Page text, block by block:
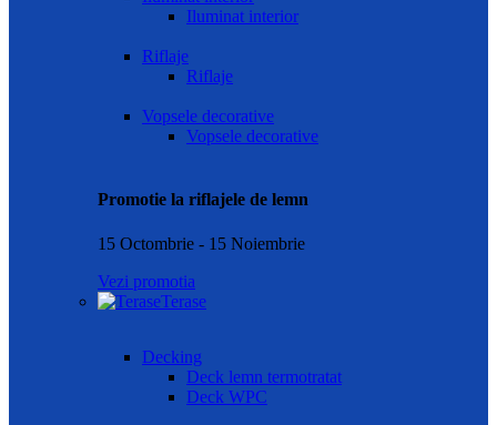
Iluminat interior
Riflaje
Riflaje
Vopsele decorative
Vopsele decorative
Promotie la riflajele de lemn
15 Octombrie - 15 Noiembrie
Vezi promotia
Terase
Decking
Deck lemn termotratat
Deck WPC